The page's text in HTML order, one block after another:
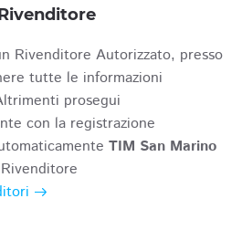
Rivenditore Autorizzato, presso
tutte le informazioni
prosegui
con la registrazione
TIM San Marino